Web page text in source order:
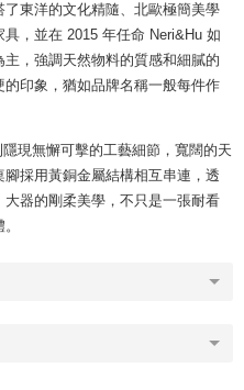
東洋的文化精隨、北歐極簡美學
，並在 2015 年任命 Neri&Hu 如
，強調天然物料的質感和細膩的
印象，猶如品牌名稱一般每件作
現無懈可擊的工藝細節，寬闊的天
採用黃銅金屬結構相互串連，透
器的剛柔美學，不只是一張耐看